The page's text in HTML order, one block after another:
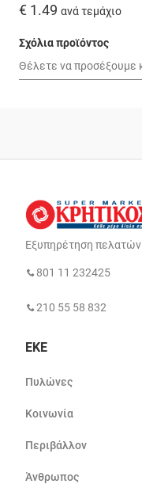
€ 1.49 ανά τεμάχιο
Σχόλια προϊόντος
Εξυπηρέτηση πελατών
801 11 232425
210 55 58 832
ΕΚΕ
Πυλώνες
Κοινωνία
Περιβάλλον
Άνθρωπος